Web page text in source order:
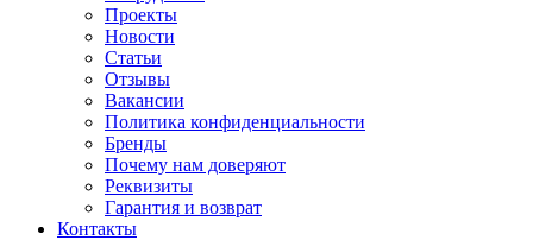
Проекты
Новости
Статьи
Отзывы
Вакансии
Политика конфиденциальности
Бренды
Почему нам доверяют
Реквизиты
Гарантия и возврат
Контакты